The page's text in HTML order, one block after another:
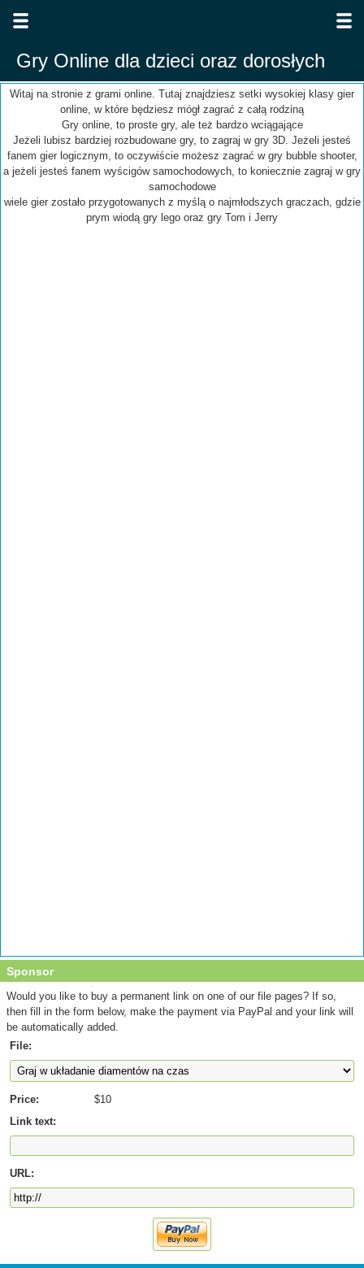
Gry Online dla dzieci oraz dorosłych
Witaj na stronie z grami online. Tutaj znajdziesz setki wysokiej klasy gier
online, w które będziesz mógł zagrać z całą rodziną
Gry online, to proste gry, ale też bardzo wciągające
Jeżeli lubisz bardziej rozbudowane gry, to zagraj w gry 3D. Jeżeli jesteś
fanem gier logicznym, to oczywiście możesz zagrać w gry bubble shooter,
a jeżeli jesteś fanem wyścigów samochodowych, to koniecznie zagraj w gry
samochodowe
wiele gier zostało przygotowanych z myślą o najmłodszych graczach, gdzie
prym wiodą gry lego oraz gry Tom i Jerry
Sponsor
Would you like to buy a permanent link on one of our file pages? If so,
then fill in the form below, make the payment via PayPal and your link will
be automatically added.
File:
Price:
$10
Link text:
URL: